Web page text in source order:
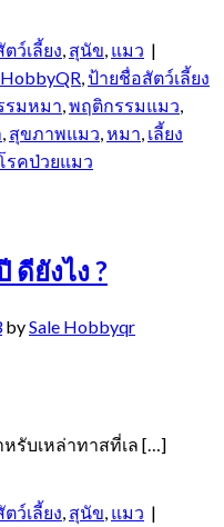
ตว์เลี้ยง สุนัข แมว |
ป้ายชื่อสัตว์เลี้ยง
รมหมา พฤติกรรมแมว
สุขภาพแมว หมา เลี้ยง
รคป่วยแมว
ดียังไง ?
bySale Hobbyqr
หรับเหล่าทาสที่เล […]
ตว์เลี้ยง สุนัข แมว |